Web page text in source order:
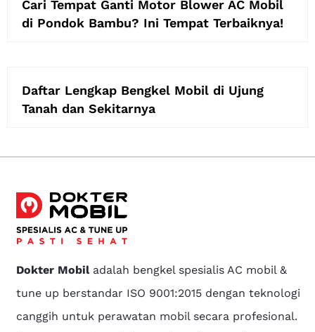
Cari Tempat Ganti Motor Blower AC Mobil
di Pondok Bambu? Ini Tempat Terbaiknya!
Daftar Lengkap Bengkel Mobil di Ujung
Tanah dan Sekitarnya
Dokter Mobiladalah bengkel spesialis AC mobil &
tune up berstandar ISO 9001:2015 dengan teknologi
canggih untuk perawatan mobil secara profesional.